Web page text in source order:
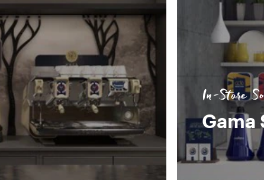
In-Store
Gama